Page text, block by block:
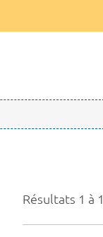
Résultats 1 à